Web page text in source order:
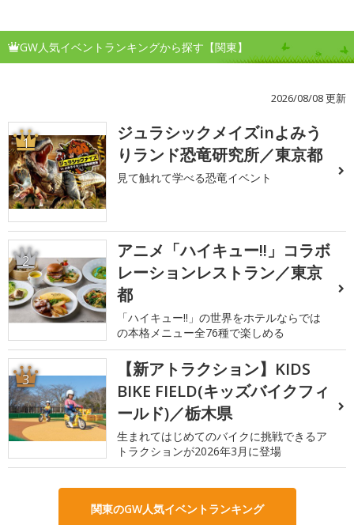
GW人気イベントランキングから探す【関東】
2026/08/08 更新
1
ジュラシックメイズinよみう
りランド恐竜研究所／東京都
見て触れて学べる恐竜イベント
2
アニメ「ハイキュー!!」コラボ
レーションレストラン／東京
都
「ハイキュー!!」の世界をホテルならでは
の本格メニュー全76種で楽しめる
3
【新アトラクション】KIDS
BIKE FIELD(キッズバイクフィ
ールド)／栃木県
生まれてはじめてのバイクに挑戦できるア
トラクションが2026年3月に登場
関東のGW人気イベントランキング